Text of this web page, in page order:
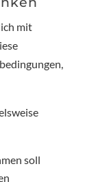
mit
soll